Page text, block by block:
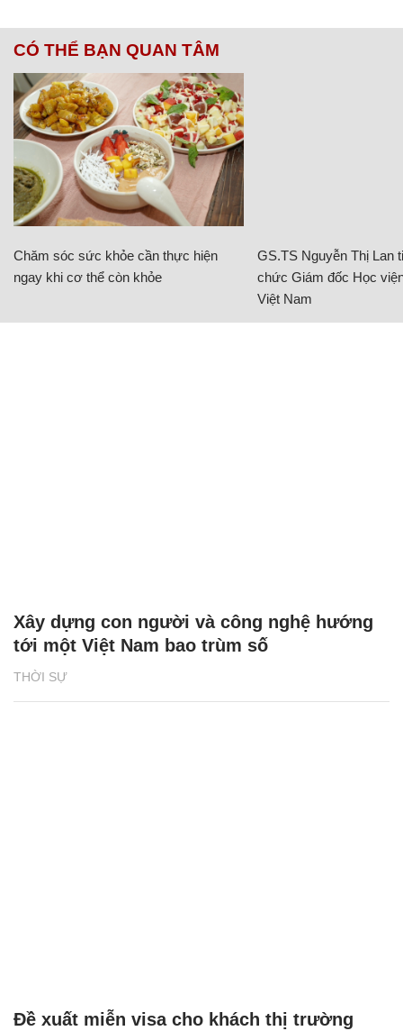
CÓ THỂ BẠN QUAN TÂM
Chăm sóc sức khỏe cần thực hiện
ngay khi cơ thể còn khỏe
GS.TS Nguyễn Thị Lan
chức Giám đốc Học
Việt Nam
THỜI SỰ
Xây dựng con người và công nghệ hướng
tới một Việt Nam bao trùm số
Đề xuất miễn visa cho khách thị trường